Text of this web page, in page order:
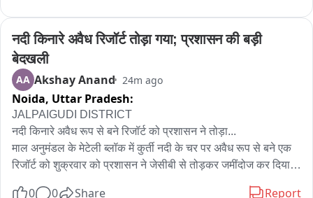
यांनी स्वतःच्या खर्चातून सुमारे साडेपाच लाख रुपये खर्च करून रस्ता तयार
केला होता. त्याचा लाभ अनेक वर्षे ग्रामस्थांना झाला. दरम्यान, शासनाने
फरशी पुलाचे काम सुरू केले; मात्र अलीकडील पुरात अर्धवट पूल आणि
रस्ता वाहून गेला.
नदी किनारे अवैध रिजॉर्ट तोड़ा गया; प्रशासन की बड़ी
बेदखली
AA Akshay Anand 24m ago
Noida, Uttar Pradesh:
JALPAIGUDI DISTRICT
नदी किनारे अवैध रूप से बने रिजॉर्ट को प्रशासन ने तोड़ा...
माल अनुमंडल के मेटेली ब्लॉक में कुर्ती नदी के चर पर अवैध रूप से बने एक
रिजॉर्ट को शुक्रवार को प्रशासन ने जेसीबी से तोड़कर जमींदोज कर दिया।
0 0 Share Report